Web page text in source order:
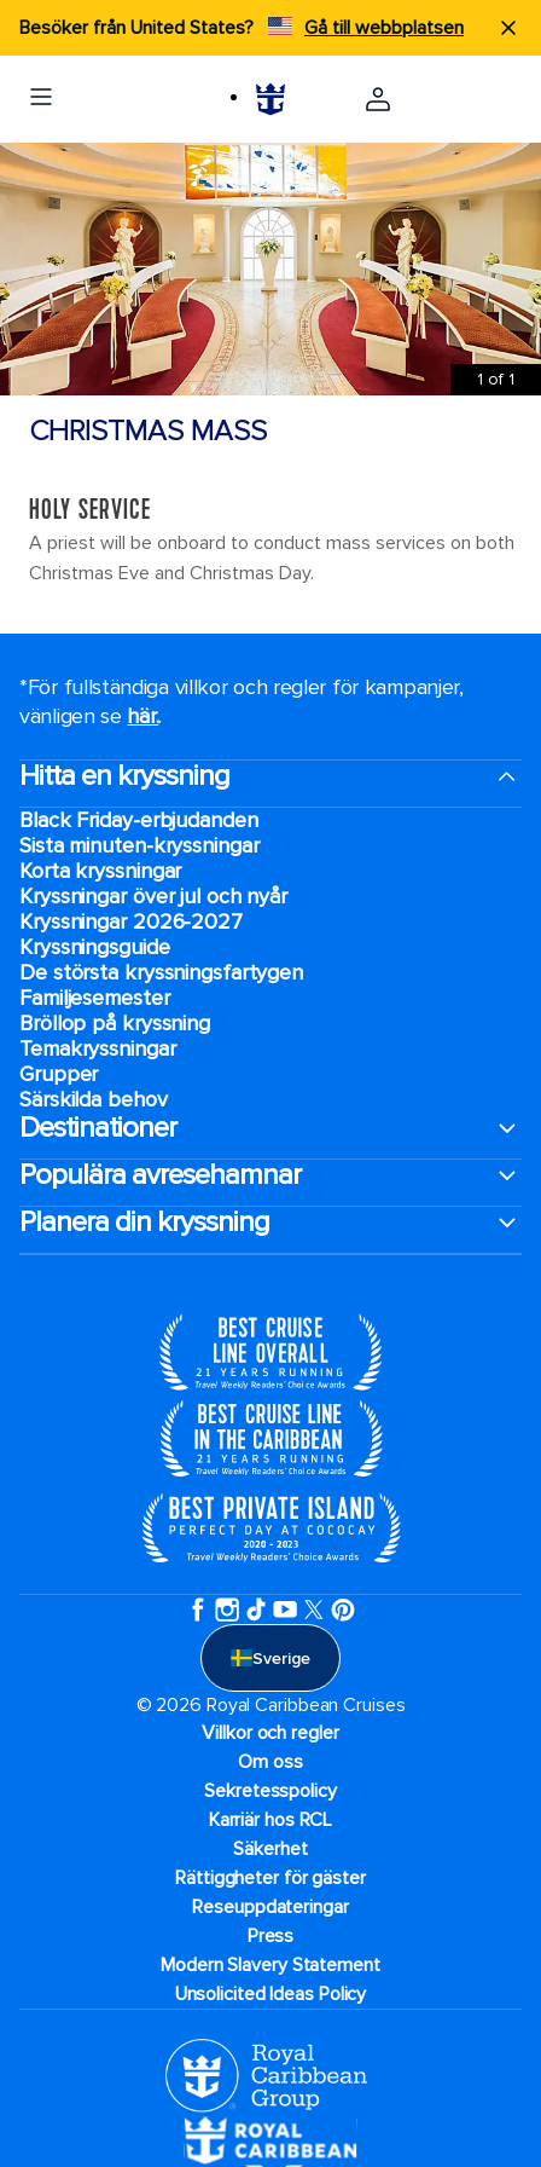
Besöker från United States? Gå till webbplatsen
1 of 1
CHRISTMAS MASS
HOLY SERVICE
A priest will be onboard to conduct mass services on both
Christmas Eve and Christmas Day.
*För fullständiga villkor och regler för kampanjer,
vänligen se här..
Hitta en kryssning
Black Friday-erbjudanden
Sista minuten-kryssningar
Korta kryssningar
Kryssningar över jul och nyår
Kryssningar 2026-2027
Kryssningsguide
De största kryssningsfartygen
Familjesemester
Bröllop på kryssning
Temakryssningar
Grupper
Särskilda behov
Destinationer
Populära avresehamnar
Planera din kryssning
Sverige
© 2026 Royal Caribbean Cruises
Villkor och regler
Om oss
Sekretesspolicy
Karriär hos RCL
Säkerhet
Rättiggheter för gäster
Reseuppdateringar​
Press
Modern Slavery Statement
Unsolicited Ideas Policy